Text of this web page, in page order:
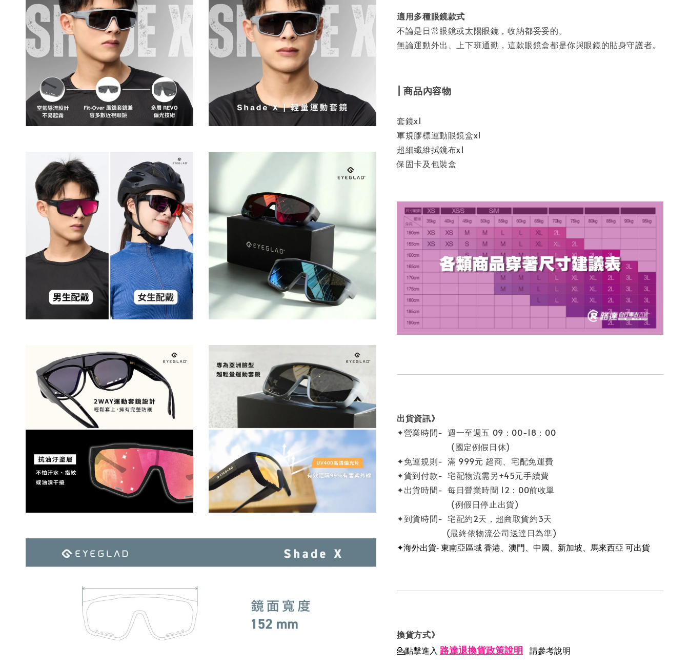
適用多種眼鏡款式
不論是日常眼鏡或太陽眼鏡，收納都妥妥的。
無論運動外出、上下班通勤，這款眼鏡盒都是你與眼鏡的貼身守護者。
| 商品內容物
套鏡x1
軍規膠標運動眼鏡盒x1
超細纖維拭鏡布x1
保固卡及包裝盒
出貨資訊》
✦營業時間- 週一至週五 09：00-18：00
(國定例假日休)
✦免運規則- 滿 999元 超商、宅配免運費
✦貨到付款- 宅配物流需另+45元手續費
✦出貨時間- 每日營業時間 12：00前收單
(例假日停止出貨)
✦到貨時間- 宅配約2天，超商取貨約3天
(最終依物流公司送達日為準)
✦海外出貨- 東南亞區域 香港、澳門、中國、新加坡、馬來西亞 可出貨
換貨方式》
💁點擊進入 路達退換貨政策說明 請參考說明